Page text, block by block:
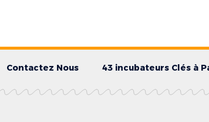
Contactez Nous 43 incubateurs Clés à